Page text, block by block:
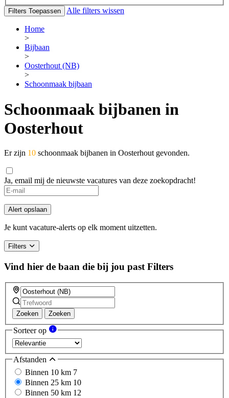
Filters Toepassen Alle filters wissen
Home
>
Bijbaan
>
Oosterhout (NB)
>
Schoonmaak bijbaan
Schoonmaak bijbanen in
Oosterhout
Er zijn 10 schoonmaak bijbanen in Oosterhout gevonden.
Ja, email mij de nieuwste vacatures van deze zoekopdracht!
Alert opslaan
Je kunt vacature-alerts op elk moment uitzetten.
Filters
Vind hier de baan die bij jou past Filters
Zoeken Zoeken
Sorteer op
Afstanden
Binnen 10 km 7
Binnen 25 km 10
Binnen 50 km 12